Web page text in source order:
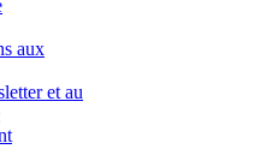
aux
et au